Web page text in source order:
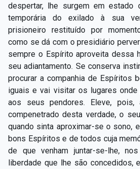
Capítulo XXIV — Não ponhais a
alqueire
Capítulo XXV — Buscai e achareis
Capítulo XXVI — Dai gratuitamente
gratuitamente recebestes
Capítulo XXVII — Pedi e obtereis
Capítulo XXVIII — Coletânea de
despertar, lhe surgem em estado
temporária do exilado à sua
prisioneiro restituído por
como se dá com o presidiário
sempre o Espírito aproveita dessa
seu adiantamento. Se conserva
procurar a companhia de Espíritos
iguais e vai visitar os lugares
aos seus pendores. Eleve,
compenetrado desta verdade, o
quando sinta aproximar-se o sono,
bons Espíritos e de todos cuja
de que venham juntar-se-lhe,
liberdade que lhe são concedidos,